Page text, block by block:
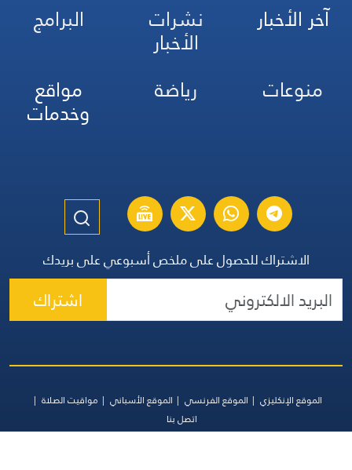
آخر الأخبار نشرات
الأخبار
البرامج
منوعات
رياضة مواقع
وخدمات
الاشتراك للحصول على ملخص أسبوعي على بريدك
اشتراك
الموقع الإنكليزي الموقع الفرنسي الموقع الأسباني
مواقيت الصلاة
اتصل بنا